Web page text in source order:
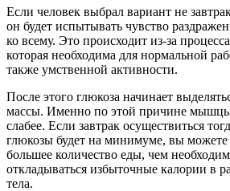
Если человек выбрал вариант не
он будет испытывать чувство
ко всему. Это происходит из-за
которая необходима для нормальной
также умственной активности.
После этого глюкоза начинает
массы. Именно по этой причине мышцы
слабее. Если завтрак осуществиться
глюкозы будет на минимуме, вы можете
большее количество еды, чем
откладываться избыточные калории в
тела.